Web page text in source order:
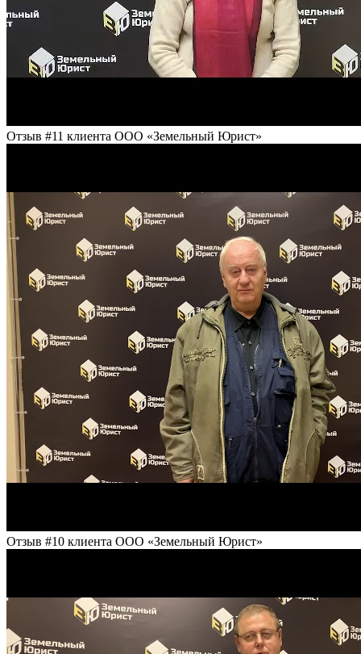
Отзыв #11 клиента ООО «Земельный Юрист»
Отзыв #10 клиента ООО «Земельный Юрист»